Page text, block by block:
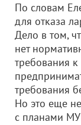
По словам
для отказа
Дело в том,
нет
требования
требования
Но это еще
с планами